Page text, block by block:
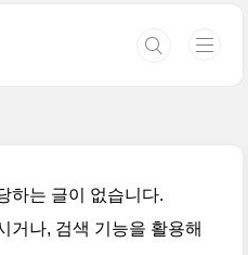
하는 글이 없습니다.
거나, 검색 기능을 활용해